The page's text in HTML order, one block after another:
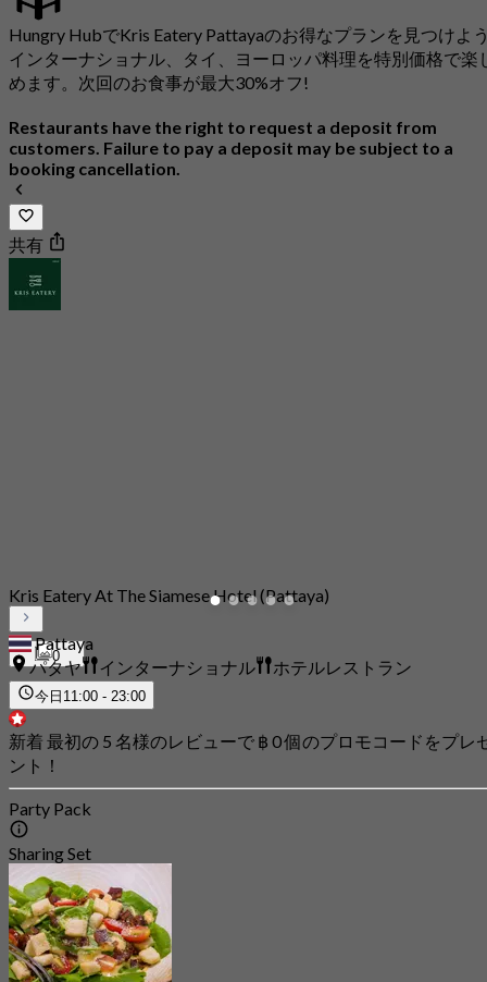
Hungry HubでKris Eatery Pattayaのお得なプランを見つけよ
インターナショナル、タイ、ヨーロッパ料理を特別価格で楽
めます。次回のお食事が最大30%オフ!
Restaurants have the right to request a deposit from
customers. Failure to pay a deposit may be subject to a
booking cancellation.
共有
0
Kris Eatery At The Siamese​ Hotel​ (Pattaya​)
Pattaya
パタヤ
インターナショナル ホテルレストラン
今日 11:00 - 23:00
新着 最初の 5 名様のレビューで ฿ 0 個のプロモコードをプレ
ント！
Party Pack
Sharing Set